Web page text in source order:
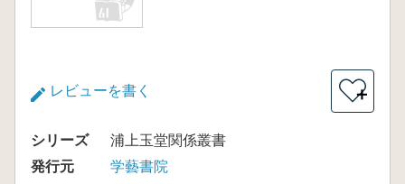
レビューを書く ＋
シリーズ
浦上玉堂関係叢書
発行元
学藝書院